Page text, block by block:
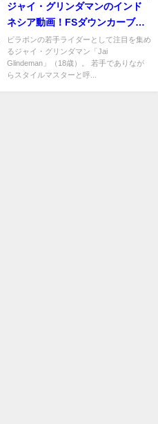
ジャイ・グリンダマンのインド
ネシア動画！FSダウンカーブか
らBSバレルまで
ビラボンの若手ライダーとして注目を集め
るジャイ・グリンダマン「Jai
Glindeman」（18歳）。 若手でありなが
らスタイルマスターと呼...